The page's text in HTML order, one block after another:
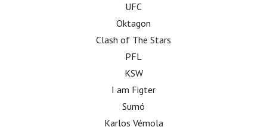
UFC
Oktagon
Clash of The Stars
PFL
KSW
I am Figter
Sumó
Karlos Vémola